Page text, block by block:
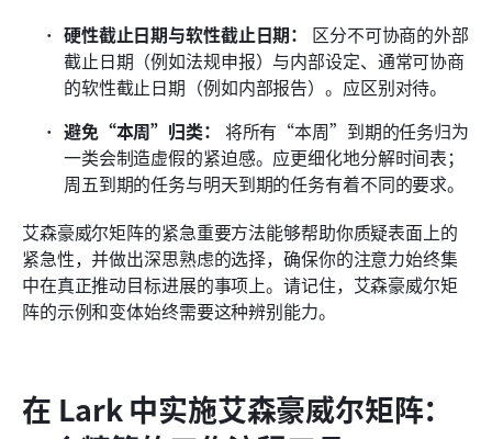
硬性截止日期与软性截止日期：
区分不可协商的外部
截止日期（例如法规申报）与内部设定、通常可协商
的软性截止日期（例如内部报告）。应区别对待。
避免“本周”归类： 将所有“本周”到期的任务归为
一类会制造虚假的紧迫感。应更细化地分解时间表；
周五到期的任务与明天到期的任务有着不同的要求。
艾森豪威尔矩阵的紧急重要方法能够帮助你质疑表面上的
紧急性，并做出深思熟虑的选择，确保你的注意力始终集
中在真正推动目标进展的事项上。请记住，艾森豪威尔矩
阵的示例和变体始终需要这种辨别能力。
在 Lark 中实施艾森豪威尔矩阵：